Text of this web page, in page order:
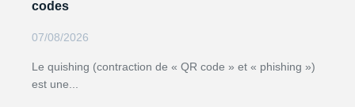
codes
07/08/2026
Le quishing (contraction de « QR code » et « phishing »)
est une...